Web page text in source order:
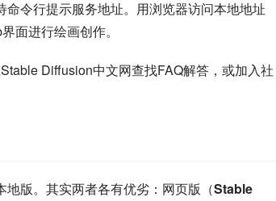
令行提示服务地址。用浏览器访问本地地址
面进行绘画创作。
Diffusion中文网查找FAQ解答，或加入社
地版。其实两者各有优劣：网页版（Stable